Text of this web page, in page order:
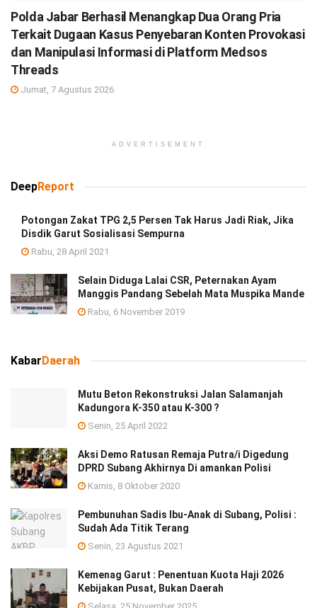
Polda Jabar Berhasil Menangkap Dua Orang Pria
Terkait Dugaan Kasus Penyebaran Konten Provokasi
dan Manipulasi Informasi di Platform Medsos
Threads
Jumat, 7 Agustus 2026
ADVERTISEMENT
DeepReport
Potongan Zakat TPG 2,5 Persen Tak Harus Jadi Riak, Jika
Disdik Garut Sosialisasi Sempurna
Rabu, 28 April 2021
Selain Diduga Lalai CSR, Peternakan Ayam
Manggis Pandang Sebelah Mata Muspika Mande
Rabu, 6 November 2019
KabarDaerah
Mutu Beton Rekonstruksi Jalan Salamanjah
Kadungora K-350 atau K-300 ?
Senin, 25 April 2022
Aksi Demo Ratusan Remaja Putra/i Digedung
DPRD Subang Akhirnya Di amankan Polisi
Kamis, 8 Oktober 2020
Pembunuhan Sadis Ibu-Anak di Subang, Polisi :
Sudah Ada Titik Terang
Senin, 23 Agustus 2021
Kemenag Garut : Penentuan Kuota Haji 2026
Kebijakan Pusat, Bukan Daerah